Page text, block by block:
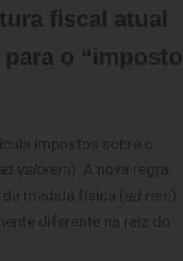
fiscal atual
o “imposto
impostos sobre o
valorem). A nova regra
medida física ( ad rem),
diferente na raiz do